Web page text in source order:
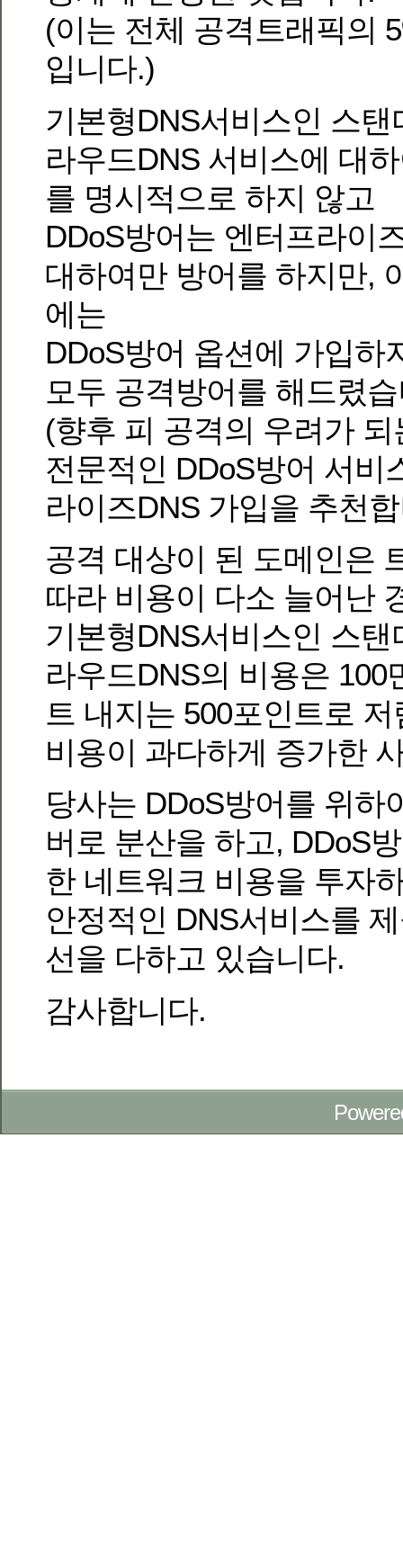
(이는 전체 공격트래픽의
입니다.)
기본형DNS서비스인 스
라우드DNS 서비스에 대
를 명시적으로 하지 않고
DDoS방어는 엔터프라이
대하여만 방어를 하지만,
에는
DDoS방어 옵션에 가입하
모두 공격방어를 해드렸
(향후 피 공격의 우려가
전문적인 DDoS방어 서비
라이즈DNS 가입을 추천
공격 대상이 된 도메인은
따라 비용이 다소 늘어난
기본형DNS서비스인 스
라우드DNS의 비용은 100
트 내지는 500포인트로
비용이 과다하게 증가한
당사는 DDoS방어를 위하
버로 분산을 하고, DDoS
한 네트워크 비용을 투자
안정적인 DNS서비스를
선을 다하고 있습니다.
감사합니다.